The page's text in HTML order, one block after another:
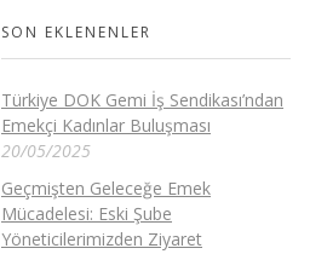
SON EKLENENLER
Türkiye DOK Gemi İş Sendikası’ndan
Emekçi Kadınlar Buluşması
20/05/2025
Geçmişten Geleceğe Emek
Mücadelesi: Eski Şube
Yöneticilerimizden Ziyaret